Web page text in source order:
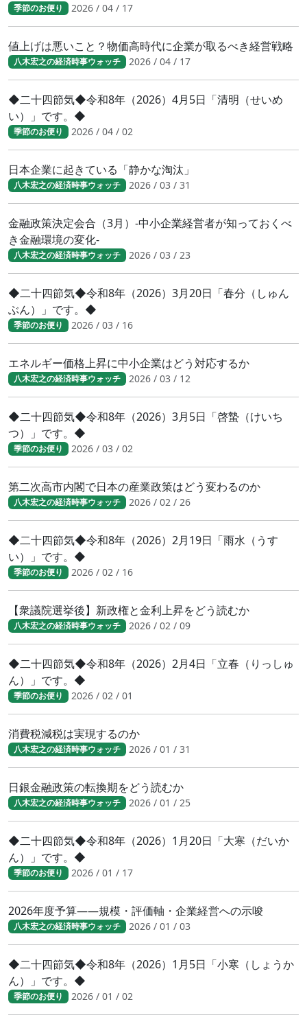
季節のお便り 2026 / 04 / 17
値上げは悪いこと？物価高時代に企業が取るべき経営戦略
八木宏之の経済時事ウォッチ 2026 / 04 / 17
◆二十四節気◆令和8年（2026）4月5日「清明（せいめ
い）」です。◆
季節のお便り 2026 / 04 / 02
日本企業に起きている「静かな淘汰」
八木宏之の経済時事ウォッチ 2026 / 03 / 31
金融政策決定会合（3月）-中小企業経営者が知っておくべ
き金融環境の変化-
八木宏之の経済時事ウォッチ 2026 / 03 / 23
◆二十四節気◆令和8年（2026）3月20日「春分（しゅん
ぶん）」です。◆
季節のお便り 2026 / 03 / 16
エネルギー価格上昇に中小企業はどう対応するか
八木宏之の経済時事ウォッチ 2026 / 03 / 12
◆二十四節気◆令和8年（2026）3月5日「啓蟄（けいち
つ）」です。◆
季節のお便り 2026 / 03 / 02
第二次高市内閣で日本の産業政策はどう変わるのか
八木宏之の経済時事ウォッチ 2026 / 02 / 26
◆二十四節気◆令和8年（2026）2月19日「雨水（うす
い）」です。◆
季節のお便り 2026 / 02 / 16
【衆議院選挙後】新政権と金利上昇をどう読むか
八木宏之の経済時事ウォッチ 2026 / 02 / 09
◆二十四節気◆令和8年（2026）2月4日「立春（りっしゅ
ん）」です。◆
季節のお便り 2026 / 02 / 01
消費税減税は実現するのか
八木宏之の経済時事ウォッチ 2026 / 01 / 31
日銀金融政策の転換期をどう読むか
八木宏之の経済時事ウォッチ 2026 / 01 / 25
◆二十四節気◆令和8年（2026）1月20日「大寒（だいか
ん）」です。◆
季節のお便り 2026 / 01 / 17
2026年度予算――規模・評価軸・企業経営への示唆
八木宏之の経済時事ウォッチ 2026 / 01 / 03
◆二十四節気◆令和8年（2026）1月5日「小寒（しょうか
ん）」です。◆
季節のお便り 2026 / 01 / 02